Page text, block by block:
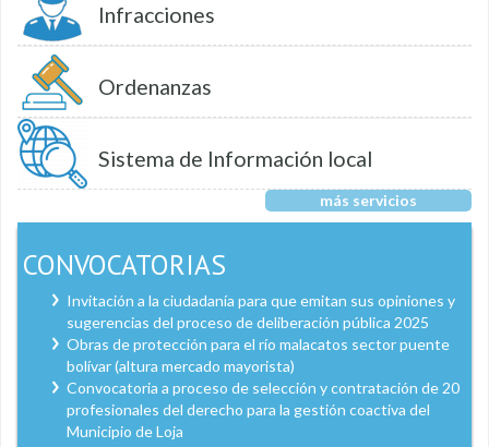
Infracciones
Ordenanzas
Sistema de Información local
más servicios
CONVOCATORIAS
Invitación a la ciudadanía para que emitan sus opiniones y
sugerencias del proceso de deliberación pública 2025
Obras de protección para el río malacatos sector puente
bolívar (altura mercado mayorista)
Convocatoria a proceso de selección y contratación de 20
profesionales del derecho para la gestión coactiva del
Municipio de Loja